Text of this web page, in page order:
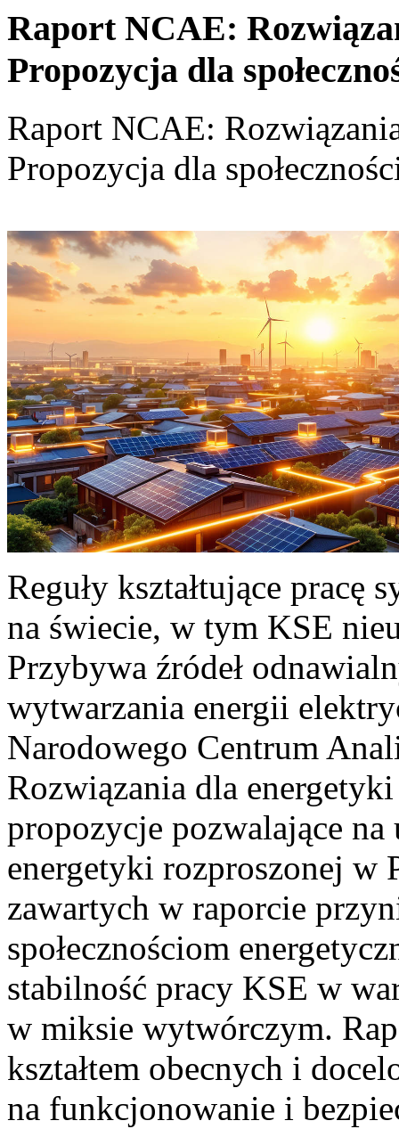
Raport NCAE:
Propozycja dla
Raport NCAE:
Propozycja dla
Reguły kształtujące pracę
na świecie, w tym KSE
Przybywa źródeł
wytwarzania energii
Narodowego Centrum
Rozwiązania dla
propozycje pozwalające
energetyki rozproszonej w
zawartych w raporcie
społecznościom
stabilność pracy KSE w
w miksie wytwórczym.
kształtem obecnych i
na funkcjonowanie i